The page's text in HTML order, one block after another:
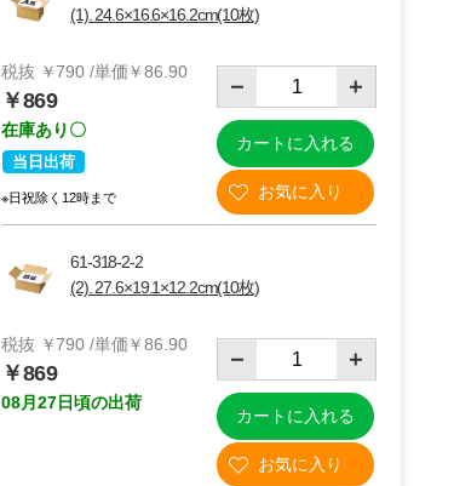
(3)A4・30.6×21.6×7.6cm【60サイズ】10枚
(1). 24.6×16.6×16.2cm(10枚)
税抜 ￥790 /単価￥86.90
￥869
在庫あり〇
当日出荷
※日祝除く12時まで
カートに入れる
61-318-2-2
(2). 27.6×19.1×12.2cm(10枚)
税抜 ￥790 /単価￥86.90
￥869
08月27日頃の出荷
カートに入れる